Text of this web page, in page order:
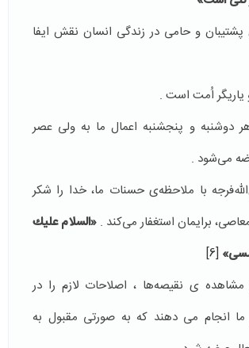
پشتيبان و حامى در زندگى انسان نقش ايفا
ياريگر اُمت است .
دوشنبه و پنجشنبه اعمال ما به ولى عصر
مى‌شود .
با ملاحظه‌ى حسنات ما، خدا را شكر
برايمان استغفار مى‌كند . «السلام عليك
[6]
‌ى نقيصه‌ها ، اصلاحات لازم را در
ما انجام مى دهند كه به صورتى مقبول به